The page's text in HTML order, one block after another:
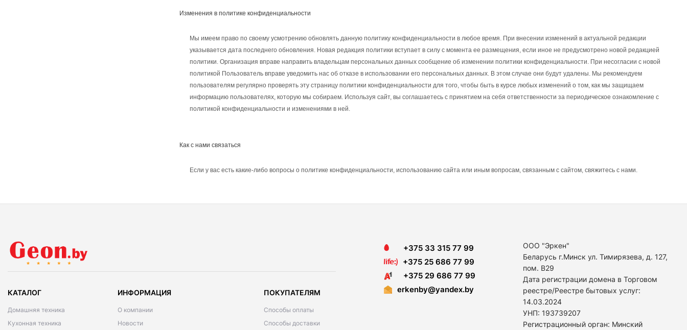
Изменения в политике конфиденциальности
Мы имеем право по своему усмотрению обновлять данную политику конфиденциальности в любое время. При внесении изменений в актуальной редакции
указывается дата последнего обновления. Новая редакция политики вступает в силу с момента ее размещения, если иное не предусмотрено новой редакцией
политики. Организация вправе направить владельцам персональных данных сообщение об изменении политики конфиденциальности. При несогласии с новой
политикой Пользователь вправе уведомить нас об отказе в использовании его персональных данных. В этом случае они будут удалены. Мы рекомендуем
пользователям регулярно проверять эту страницу политики конфиденциальности для того, чтобы быть в курсе любых изменений о том, как мы защищаем
информацию пользователях, которую мы собираем. Используя сайт, вы соглашаетесь с принятием на себя ответственности за периодическое ознакомление с
политикой конфиденциальности и изменениями в ней.
Как с нами связаться
Если у вас есть какие-либо вопросы о политике конфиденциальности, использованию сайта или иным вопросам, связанным с сайтом, свяжитесь с нами.
КАТАЛОГ
Домашняя техника
Кухонная техника
ИНФОРМАЦИЯ
О компании
Новости
ПОКУПАТЕЛЯМ
Способы оплаты
Способы доставки
+375 33 315 77 99
+375 25 686 77 99
+375 29 686 77 99
erkenby@yandex.by
ООО "Эркен"
Беларусь г.Минск ул. Тимирязева, д. 127,
пом. В29
Дата регистрации домена в Торговом
реестре/Реестре бытовых услуг:
14.03.2024
УНП: 193739207
Регистрационный орган: Минский